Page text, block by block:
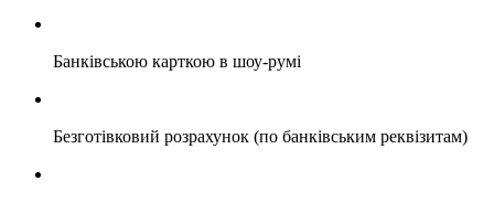
Банківською карткою в шоу-румі
Безготівковий розрахунок (по банківським реквізитам)